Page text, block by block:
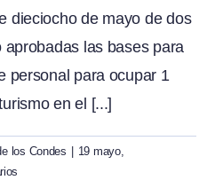
dieciocho de mayo de dos
aprobadas las bases para
personal para ocupar 1
en el [...]
los Condes
19 mayo,